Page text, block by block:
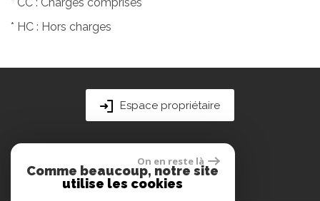
* HC : Hors charges
Espace propriétaire
On en reste là
Comme beaucoup, notre site
utilise les cookies